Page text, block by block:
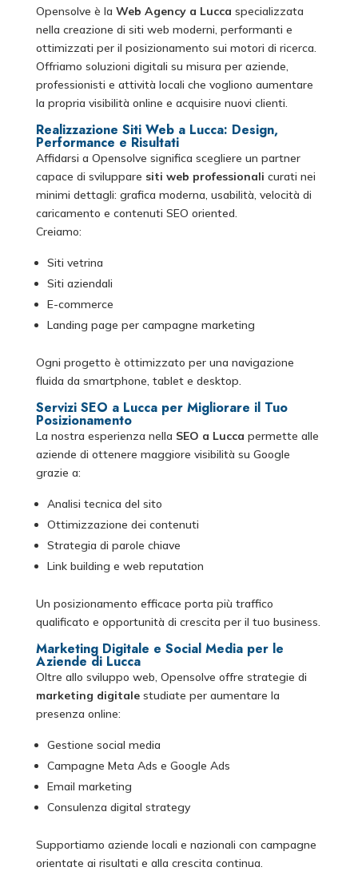
Opensolve è la Web Agency a Lucca specializzata
nella creazione di siti web moderni, performanti e
ottimizzati per il posizionamento sui motori di ricerca.
Offriamo soluzioni digitali su misura per aziende,
professionisti e attività locali che vogliono aumentare
la propria visibilità online e acquisire nuovi clienti.
Realizzazione Siti Web a Lucca: Design,
Performance e Risultati
Affidarsi a Opensolve significa scegliere un partner
capace di sviluppare siti web professionali curati nei
minimi dettagli: grafica moderna, usabilità, velocità di
caricamento e contenuti SEO oriented.
Creiamo:
Siti vetrina
Siti aziendali
E-commerce
Landing page per campagne marketing
Ogni progetto è ottimizzato per una navigazione
fluida da smartphone, tablet e desktop.
Servizi SEO a Lucca per Migliorare il Tuo
Posizionamento
La nostra esperienza nella SEO a Lucca permette alle
aziende di ottenere maggiore visibilità su Google
grazie a:
Analisi tecnica del sito
Ottimizzazione dei contenuti
Strategia di parole chiave
Link building e web reputation
Un posizionamento efficace porta più traffico
qualificato e opportunità di crescita per il tuo business.
Marketing Digitale e Social Media per le
Aziende di Lucca
Oltre allo sviluppo web, Opensolve offre strategie di
marketing digitalestudiate per aumentare la
presenza online:
Gestione social media
Campagne Meta Ads e Google Ads
Email marketing
Consulenza digital strategy
Supportiamo aziende locali e nazionali con campagne
orientate ai risultati e alla crescita continua.